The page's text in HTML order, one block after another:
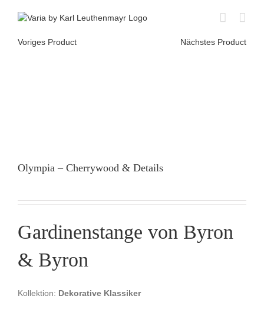
Voriges Product
Nächstes Product
Olympia – Cherrywood & Details
Gardinenstange von Byron
& Byron
Kollektion: Dekorative Klassiker